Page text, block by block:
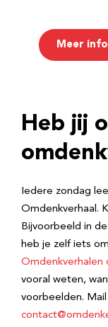
Meer
Heb jij
Iedere zondag
Omdenkverhaal.
Bijvoorbeeld in
heb je zelf iets
Omdenkverhalen
vooral weten,
voorbeelden.